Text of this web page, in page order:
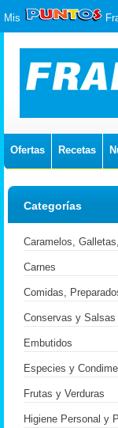
Mis
Ofertas Recetas
Categorías
Caramelos,
Carnes
Comidas,
Conservas y Salsas
Embutidos
Especies y
Frutas y Verduras
Higiene Personal y